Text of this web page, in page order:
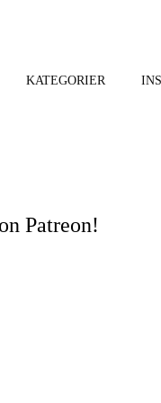
KATEGORIER
Patreon!